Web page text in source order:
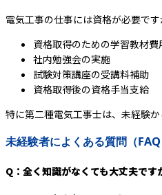
電気工事の仕事には資格が必要で
資格取得のための学習教材費
社内勉強会の実施
試験対策講座の受講料補助
資格取得後の資格手当支給
特に第二種電気工事士は、未経験
未経験者によくある質問（FAQ
Q：全く知識がなくても大丈夫です